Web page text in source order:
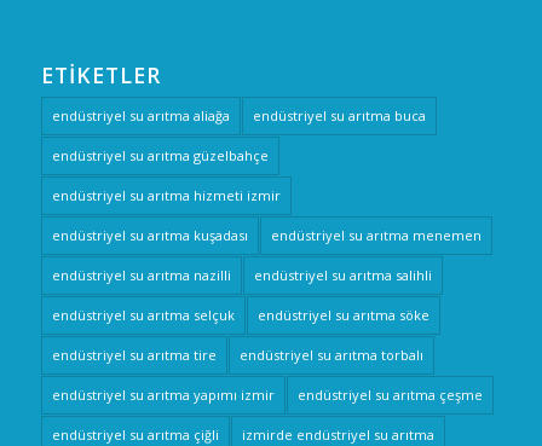
ETIKETLER
endüstriyel su arıtma aliağa endüstriyel su arıtma buca
endüstriyel su arıtma güzelbahçe
endüstriyel su arıtma hizmeti izmir
endüstriyel su arıtma kuşadası endüstriyel su arıtma menemen
endüstriyel su arıtma nazilli endüstriyel su arıtma salihli
endüstriyel su arıtma selçuk endüstriyel su arıtma söke
endüstriyel su arıtma tire endüstriyel su arıtma torbalı
endüstriyel su arıtma yapımı izmir endüstriyel su arıtma çeşme
endüstriyel su arıtma çiğli izmirde endüstriyel su arıtma